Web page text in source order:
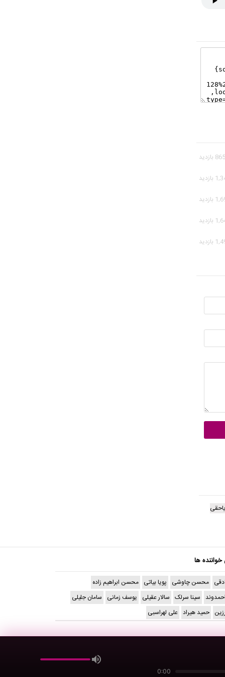
0:00
خواننده ها
محسن چاوشی پویا بیاتی محسن ابراهیم زاده
سینا سرلک سالار عقیلی یوسف زمانی سامان جلیلی
حمید هیراد علی لهراسبی